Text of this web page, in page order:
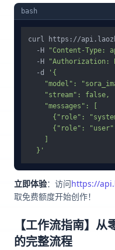
bash
curl https://
  -H
"Content-Type:
  -H
"Authorization:
  -d
'{
"model":
    "stream": false,
    "messages": [
{"role":
{"role": "user",
  }'
立即体验：访问https://
取免费额度开始创作！
【工作流指南】
的完整流程